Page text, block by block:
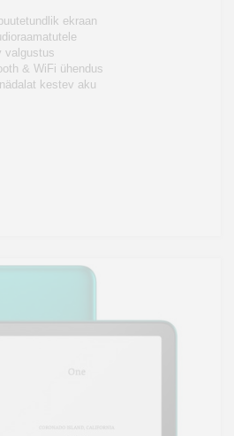
ekraan
valgustus
& WiFi ühendus
kestev aku